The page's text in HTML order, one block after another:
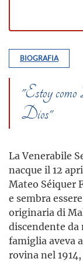
BIOGRAFIA
"Estoy
Dios"
La Venerabile
nacque il 12
Mateo Séiquer
e sembra
originaria di
discendente
famiglia aveva
rovina nel